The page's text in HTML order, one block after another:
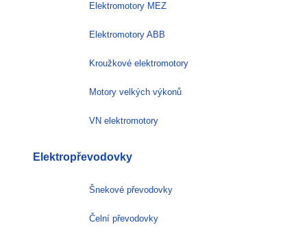
Elektromotory MEZ
Elektromotory ABB
Kroužkové elektromotory
Motory velkých výkonů
VN elektromotory
Elektropřevodovky
Šnekové převodovky
Čelní převodovky